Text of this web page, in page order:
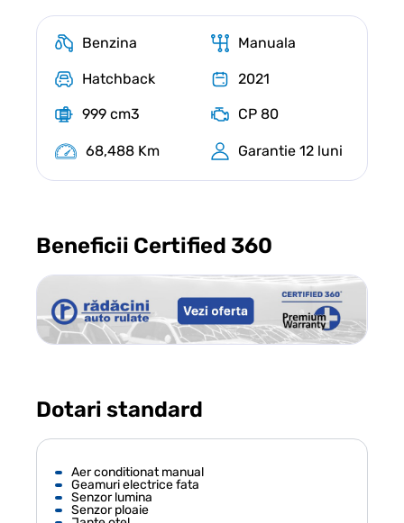
Benzina Manuala
Hatchback 2021
999 cm3 CP 80
68,488 Km Garantie 12 luni
Beneficii Certified 360
Dotari standard
Aer conditionat manual
Geamuri electrice fata
Senzor lumina
Senzor ploaie